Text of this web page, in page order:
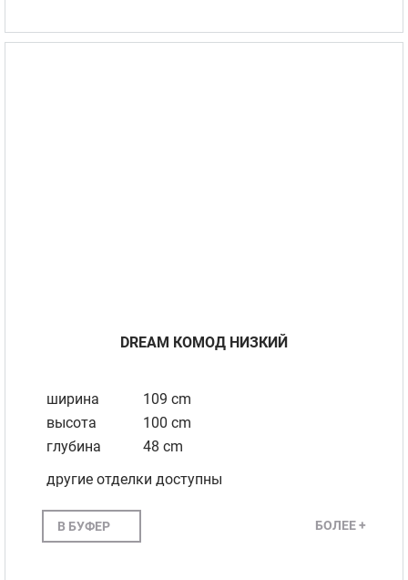
DREAM КОМОД НИЗКИЙ
ширина
109 cm
высота
100 cm
глубина
48 cm
другие отделки доступны
В БУФЕР БОЛЕЕ +